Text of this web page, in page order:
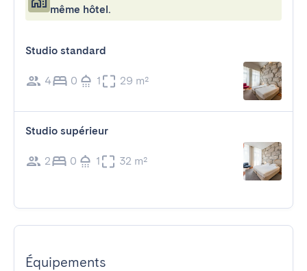
même hôtel.
Studio standard
4 0 1 29 m²
Studio supérieur
2 0 1 32 m²
Équipements